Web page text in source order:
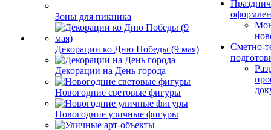
Зоны для пикника
Декорации ко Дню Победы (9 мая)
Декорации на День города
Новогодние световые фигуры
Новогодние уличные фигуры
Сметно-